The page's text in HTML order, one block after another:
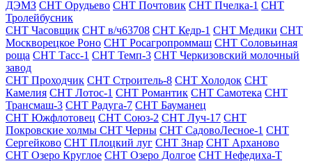
ДЭМЗ СНТ Орудьево СНТ Почтовик СНТ Пчелка-1 СНТ
Тролейбусник
СНТ Часовщик СНТ в/ч63708 СНТ Кедр-1 СНТ Медики СНТ
Москворецкое Роно СНТ Росагропроммаш СНТ Соловьиная
роща СНТ Тасс-1 СНТ Темп-3 СНТ Черкизовский молочный
завод
СНТ Проходчик СНТ Строитель-8 СНТ Холодок СНТ
Камелия СНТ Лотос-1 СНТ Романтик СНТ Самотека СНТ
Трансмаш-3 СНТ Радуга-7 СНТ Бауманец
СНТ Южфлотовец СНТ Союз-2 СНТ Луч-17 СНТ
Покровские холмы СНТ Черны СНТ СадовоЛесное-1 СНТ
Сергейково СНТ Плоцкий луг СНТ Знар СНТ Арханово
СНТ Озеро Круглое СНТ Озеро Долгое СНТ Нефедиха-Т